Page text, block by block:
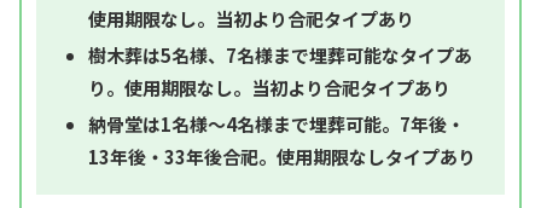
使用期限なし。当初より合祀タイプあり
樹木葬は5名様、7名様まで埋葬可能なタイプあ
り。使用期限なし。当初より合祀タイプあり
納骨堂は1名様～4名様まで埋葬可能。7年後・
13年後・33年後合祀。使用期限なしタイプあり